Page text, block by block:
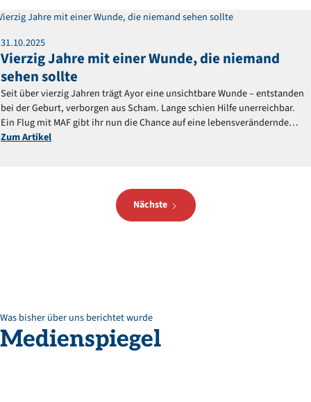
31.10.2025
Vierzig Jahre mit einer Wunde, die niemand
sehen sollte
Seit über vierzig Jahren trägt Ayor eine unsichtbare Wunde – entstanden
bei der Geburt, verborgen aus Scham. Lange schien Hilfe unerreichbar.
Ein Flug mit MAF gibt ihr nun die Chance auf eine lebensverändernde
Operation.
Zum Artikel
Nächste
Was bisher über uns berichtet wurde
Medienspiegel